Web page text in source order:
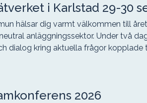
i Karlstad 29-30
hälsar dig varmt välkommen till
anläggningssektor. Under två
dialog kring aktuella frågor kopplade
2026